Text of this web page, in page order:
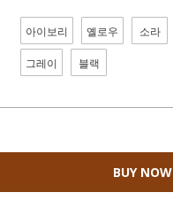
아이보리 옐로우 소라
그레이 블랙
BUY NOW